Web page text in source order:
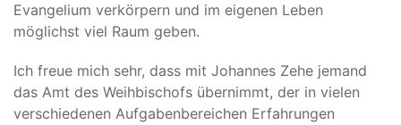
Evangelium verkörpern und im eigenen Leben
möglichst viel Raum geben.
Ich freue mich sehr, dass mit Johannes Zehe jemand
das Amt des Weihbischofs übernimmt, der in vielen
verschiedenen Aufgabenbereichen Erfahrungen